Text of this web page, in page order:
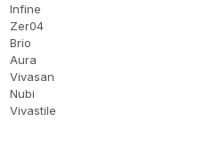
Infine
Zer04
Brio
Aura
Vivasan
Nubi
Vivastile